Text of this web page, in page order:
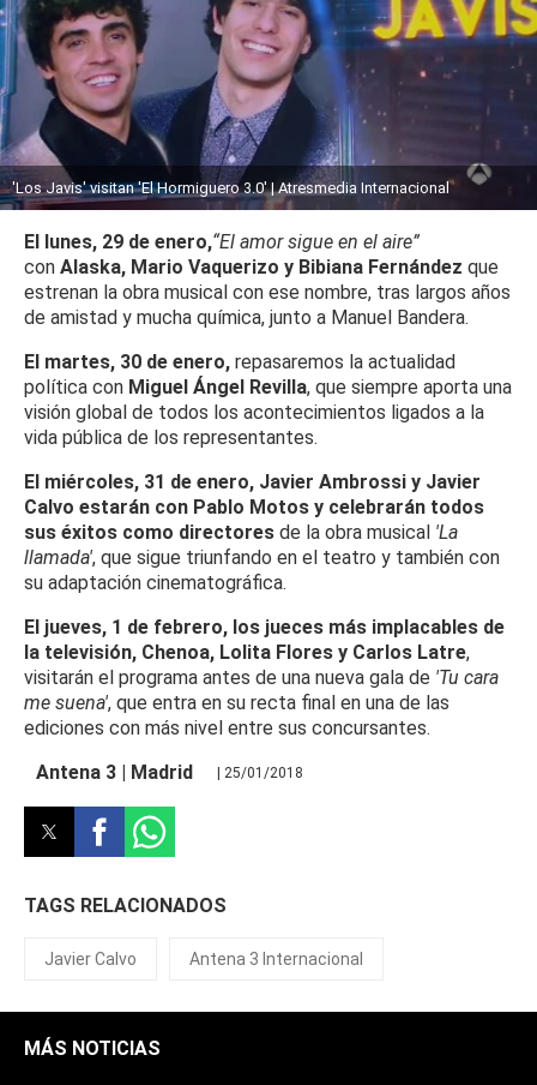
'Los Javis' visitan 'El Hormiguero 3.0' | Atresmedia Internacional
El lunes, 29 de enero,“El amor sigue en el aire”
con Alaska, Mario Vaquerizo y Bibiana Fernández que
estrenan la obra musical con ese nombre, tras largos años
de amistad y mucha química, junto a Manuel Bandera.
El martes, 30 de enero, repasaremos la actualidad
política con Miguel Ángel Revilla, que siempre aporta una
visión global de todos los acontecimientos ligados a la
vida pública de los representantes.
El miércoles, 31 de enero, Javier Ambrossi y Javier
Calvo estarán con Pablo Motos y celebrarán todos
sus éxitos como directores de la obra musical 'La
llamada', que sigue triunfando en el teatro y también con
su adaptación cinematográfica.
El jueves, 1 de febrero, los jueces más implacables de
la televisión, Chenoa, Lolita Flores y Carlos Latre,
visitarán el programa antes de una nueva gala de 'Tu cara
me suena', que entra en su recta final en una de las
ediciones con más nivel entre sus concursantes.
Antena 3 | Madrid
| 25/01/2018
TAGS RELACIONADOS
Javier Calvo Antena 3 Internacional
MÁS NOTICIAS